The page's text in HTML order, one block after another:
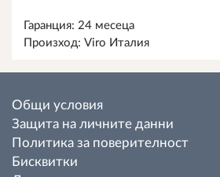
Гаранция: 24 месеца
Произход: Viro Италия
Общи условия
Защита на личните данни
Политика за поверителност
Бисквитки